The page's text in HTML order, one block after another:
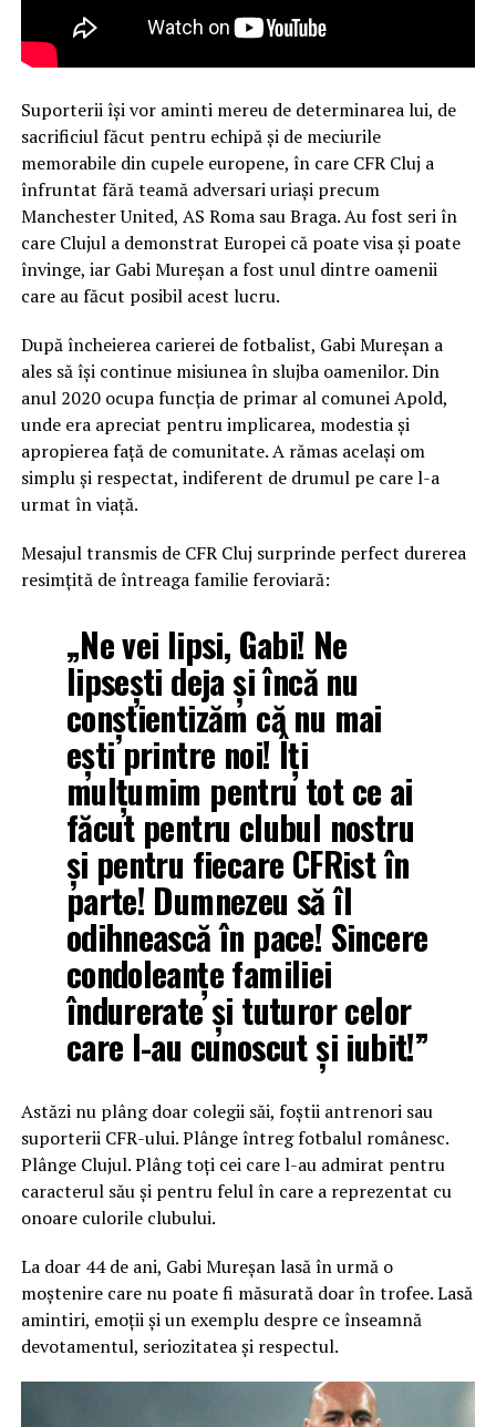
Suporterii își vor aminti mereu de determinarea lui, de
sacrificiul făcut pentru echipă și de meciurile
memorabile din cupele europene, în care CFR Cluj a
înfruntat fără teamă adversari uriași precum
Manchester United, AS Roma sau Braga. Au fost seri în
care Clujul a demonstrat Europei că poate visa și poate
învinge, iar Gabi Mureșan a fost unul dintre oamenii
care au făcut posibil acest lucru.
După încheierea carierei de fotbalist, Gabi Mureșan a
ales să își continue misiunea în slujba oamenilor. Din
anul 2020 ocupa funcția de primar al comunei Apold,
unde era apreciat pentru implicarea, modestia și
apropierea față de comunitate. A rămas același om
simplu și respectat, indiferent de drumul pe care l-a
urmat în viață.
Mesajul transmis de CFR Cluj surprinde perfect durerea
resimțită de întreaga familie feroviară:
„Ne vei lipsi, Gabi! Ne
lipsești deja și încă nu
conștientizăm că nu mai
ești printre noi! Îți
mulțumim pentru tot ce ai
făcut pentru clubul nostru
și pentru fiecare CFRist în
parte! Dumnezeu să îl
odihnească în pace! Sincere
condoleanțe familiei
îndurerate și tuturor celor
care l-au cunoscut și iubit!”
Astăzi nu plâng doar colegii săi, foștii antrenori sau
suporterii CFR-ului. Plânge întreg fotbalul românesc.
Plânge Clujul. Plâng toți cei care l-au admirat pentru
caracterul său și pentru felul în care a reprezentat cu
onoare culorile clubului.
La doar 44 de ani, Gabi Mureșan lasă în urmă o
moștenire care nu poate fi măsurată doar în trofee. Lasă
amintiri, emoții și un exemplu despre ce înseamnă
devotamentul, seriozitatea și respectul.